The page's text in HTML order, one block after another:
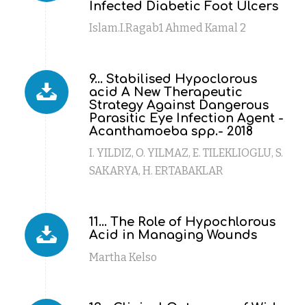
Infected Diabetic Foot Ulcers
Islam.I.Ragab1 Ahmed Kamal 2
9... Stabilised Hypoclorous
acid A New Therapeutic
Strategy Against Dangerous
Parasitic Eye Infection Agent -
Acanthamoeba spp.- 2018
I. YILDIZ, O. YILMAZ, E. TILEKLIOGLU, S.
SAKARYA, H. ERTABAKLAR
11... The Role of Hypochlorous
Acid in Managing Wounds
Martha Kelso